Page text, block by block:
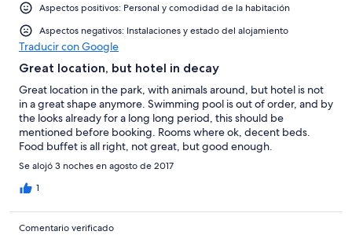
Aspectos positivos: Personal y comodidad de la habitación
Aspectos negativos: Instalaciones y estado del alojamiento
Traducir con Google
Great location, but hotel in decay
Great location in the park, with animals around, but hotel is not
in a great shape anymore. Swimming pool is out of order, and by
the looks already for a long long period, this should be
mentioned before booking. Rooms where ok, decent beds.
Food buffet is all right, not great, but good enough.
Se alojó 3 noches en agosto de 2017
1
Comentario verificado